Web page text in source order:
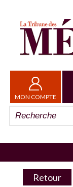
MON COMPTE
Retour